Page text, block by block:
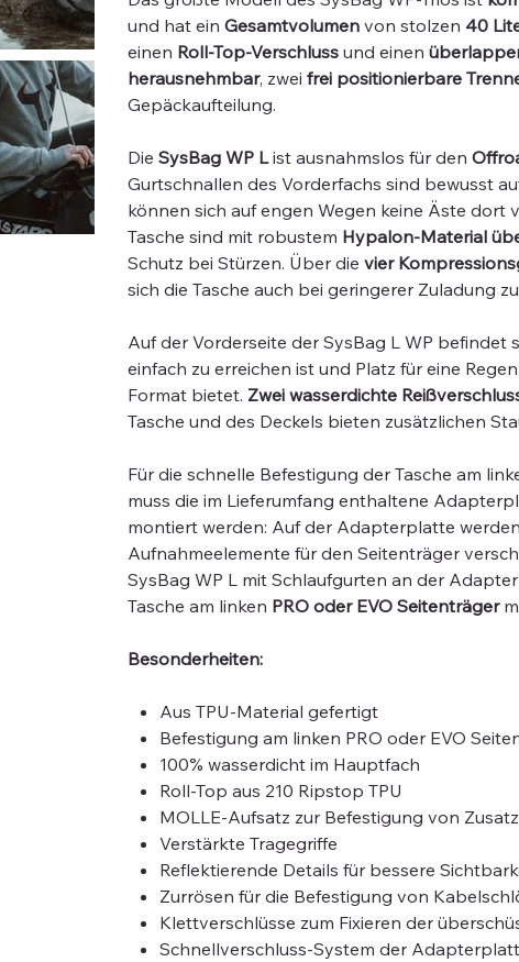
und hat ein Gesamtvolumenvon stolzen 40
einen Roll-Top-Verschluss und einen
herausnehmbar, zwei frei positionierbare
Gepäckaufteilung.
Die SysBag WP List ausnahmslos für den
Gurtschnallen des Vorderfachs sind bewusst
können sich auf engen Wegen keine Äste dort
Tasche sind mit robustem Hypalon-Material
Schutz bei Stürzen. Über die vier
sich die Tasche auch bei geringerer Zuladung
Auf der Vorderseite der SysBag L WP befindet
einfach zu erreichen ist und Platz für eine
Format bietet. Zwei wasserdichte
Tasche und des Deckels bieten zusätzlichen
Für die schnelle Befestigung der Tasche am
muss die im Lieferumfang enthaltene
montiert werden: Auf der Adapterplatte
Aufnahmeelemente für den Seitenträger
SysBag WP L mit Schlaufgurten an der
Tasche am linken PRO oder EVO Seitenträger
Besonderheiten:
Aus TPU-Material gefertigt
Befestigung am linken PRO oder EVO
100% wasserdicht im Hauptfach
Roll-Top aus 210 Ripstop TPU
MOLLE-Aufsatz zur Befestigung von
Verstärkte Tragegriffe
Reflektierende Details für bessere
Zurrösen für die Befestigung von
Klettverschlüsse zum Fixieren der
Schnellverschluss-System der